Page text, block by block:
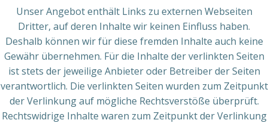
Unser Angebot enthält Links zu externen Webseiten
Dritter, auf deren Inhalte wir keinen Einfluss haben.
Deshalb können wir für diese fremden Inhalte auch keine
Gewähr übernehmen. Für die Inhalte der verlinkten Seiten
ist stets der jeweilige Anbieter oder Betreiber der Seiten
verantwortlich. Die verlinkten Seiten wurden zum Zeitpunkt
der Verlinkung auf mögliche Rechtsverstöße überprüft.
Rechtswidrige Inhalte waren zum Zeitpunkt der Verlinkung